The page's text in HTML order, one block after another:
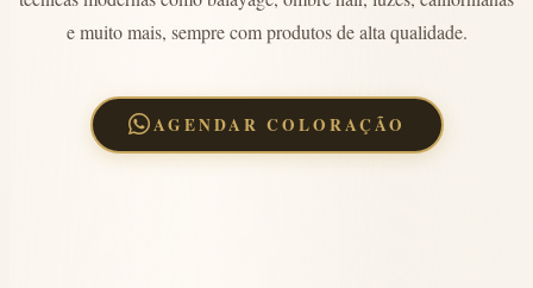
e muito mais, sempre com produtos de alta qualidade.
AGENDAR COLORAÇÃO